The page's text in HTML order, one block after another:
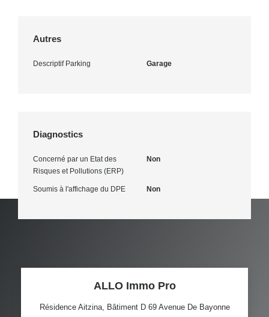
Autres
Descriptif Parking Garage
Diagnostics
Concerné par un Etat des
Risques et Pollutions (ERP)
Non
Soumis à l'affichage du DPE Non
ALLO Immo Pro
Résidence Aitzina, Bâtiment D 69 Avenue De Bayonne